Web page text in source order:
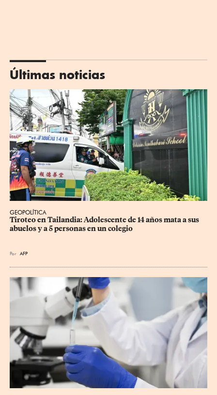
Últimas noticias
GEOPOLÍTICA
Tiroteo en Tailandia: Adolescente de 14 años mata a sus
abuelos y a 5 personas en un colegio
Por AFP